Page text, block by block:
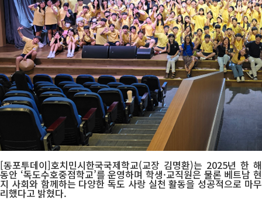
[동포투데이]호치민시한국국제학교(교장 김명환)는 2025년 한 해
동안 ‘독도수호중점학교’를 운영하며 학생·교직원은 물론 베트남 현
지 사회와 함께하는 다양한 독도 사랑 실천 활동을 성공적으로 마무
리했다고 밝혔다.